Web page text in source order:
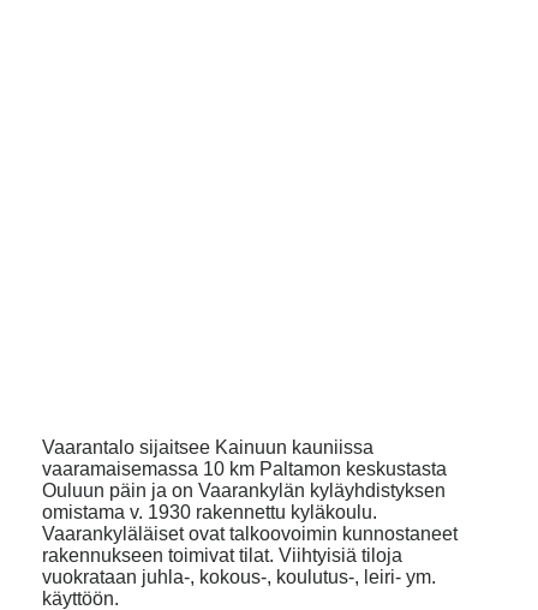
Vaarantalo sijaitsee Kainuun kauniissa
vaaramaisemassa 10 km Paltamon keskustasta
Ouluun päin ja on Vaarankylän kyläyhdistyksen
omistama v. 1930 rakennettu kyläkoulu.
Vaarankyläläiset ovat talkoovoimin kunnostaneet
rakennukseen toimivat tilat. Viihtyisiä tiloja
vuokrataan juhla-, kokous-, koulutus-, leiri- ym.
käyttöön.